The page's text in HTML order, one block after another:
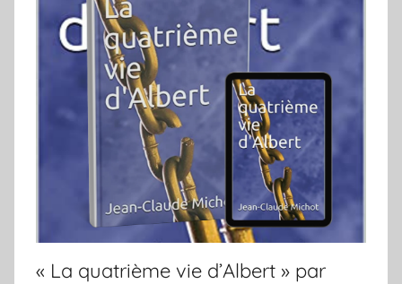
« La quatrième vie d’Albert » par